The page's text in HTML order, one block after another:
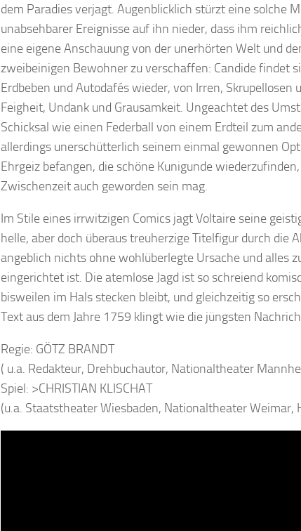
dem Paradies verjagt. Augenblicklich stürzt eine solche
unabsehbarer Ereignisse auf ihn nieder, dass ihm
eine eigene Anschauung von der unerhörten Welt und
zweibeinigen Bewohner zu verschaffen: Candide findet
Erdbeben und Autodafés wieder, von Irren, Skrupellosen
Feigheit, Undank und Grausamkeit. Ungeachtet des
Schicksal wie einen Federball von einem Erdteil zum
allerdings unerschütterlich seinem einmal gewonnen
Ehrgeiz befangen, die schöne Kunigunde
Zwischenzeit auch geworden sein mag.
Im Stile eines irrwitzigen Comics jagt Voltaire seine
helle, aber doch überaus treuherzige Titelfigur durch die
angeblich nichts ohne wohlüberlegte Ursache und alles
eingerichtet ist. Die atemlose Jagd ist so schreiend
bisweilen im Hals stecken bleibt, und gleichzeitig so
Text aus dem Jahre 1759 klingt wie die jüngsten
Regie: GÖTZ BRANDT
( u.a. Redakteur, Drehbuchautor, Nationaltheater
Spiel: >CHRISTIAN KLISCHAT
(u.a. Staatstheater Wiesbaden, Nationaltheater Weimar,